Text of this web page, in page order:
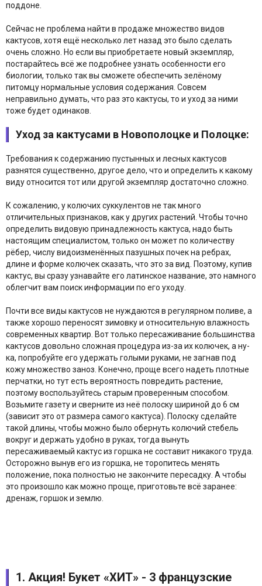
поддоне.
Сейчас не проблема найти в продаже множество видов
кактусов, хотя ещё несколько лет назад это было сделать
очень сложно. Но если вы приобретаете новый экземпляр,
постарайтесь всё же подробнее узнать особенности его
биологии, только так вы сможете обеспечить зелёному
питомцу нормальные условия содержания. Совсем
неправильно думать, что раз это кактусы, то и уход за ними
тоже будет одинаков.
Уход за кактусами в Новополоцке и Полоцке:
Требования к содержанию пустынных и лесных кактусов
разнятся существенно, другое дело, что и определить к какому
виду относится тот или другой экземпляр достаточно сложно.
К сожалению, у колючих суккулентов не так много
отличительных признаков, как у других растений. Чтобы точно
определить видовую принадлежность кактуса, надо быть
настоящим специалистом, только он может по количеству
рёбер, числу видоизменённых пазушных почек на ребрах,
длине и форме колючек сказать, что это за вид. Поэтому, купив
кактус, вы сразу узнавайте его латинское название, это намного
облегчит вам поиск информации по его уходу.
Почти все виды кактусов не нуждаются в регулярном поливе, а
также хорошо переносят зимовку и относительную влажность
современных квартир. Вот только пересаживание большинства
кактусов довольно сложная процедура из-за их колючек, а ну-
ка, попробуйте его удержать голыми руками, не загнав под
кожу множество заноз. Конечно, проще всего надеть плотные
перчатки, но тут есть вероятность повредить растение,
поэтому воспользуйтесь старым проверенным способом.
Возьмите газету и сверните из неё полоску шириной до 6 см
(зависит это от размера самого кактуса). Полоску сделайте
такой длины, чтобы можно было обернуть колючий стебель
вокруг и держать удобно в руках, тогда вынуть
пересаживаемый кактус из горшка не составит никакого труда.
Осторожно вынув его из горшка, не торопитесь менять
положение, пока полностью не закончите пересадку. А чтобы
это произошло как можно проще, приготовьте всё заранее:
дренаж, горшок и землю.
1. Акция! Букет «ХИТ» - 3 французские